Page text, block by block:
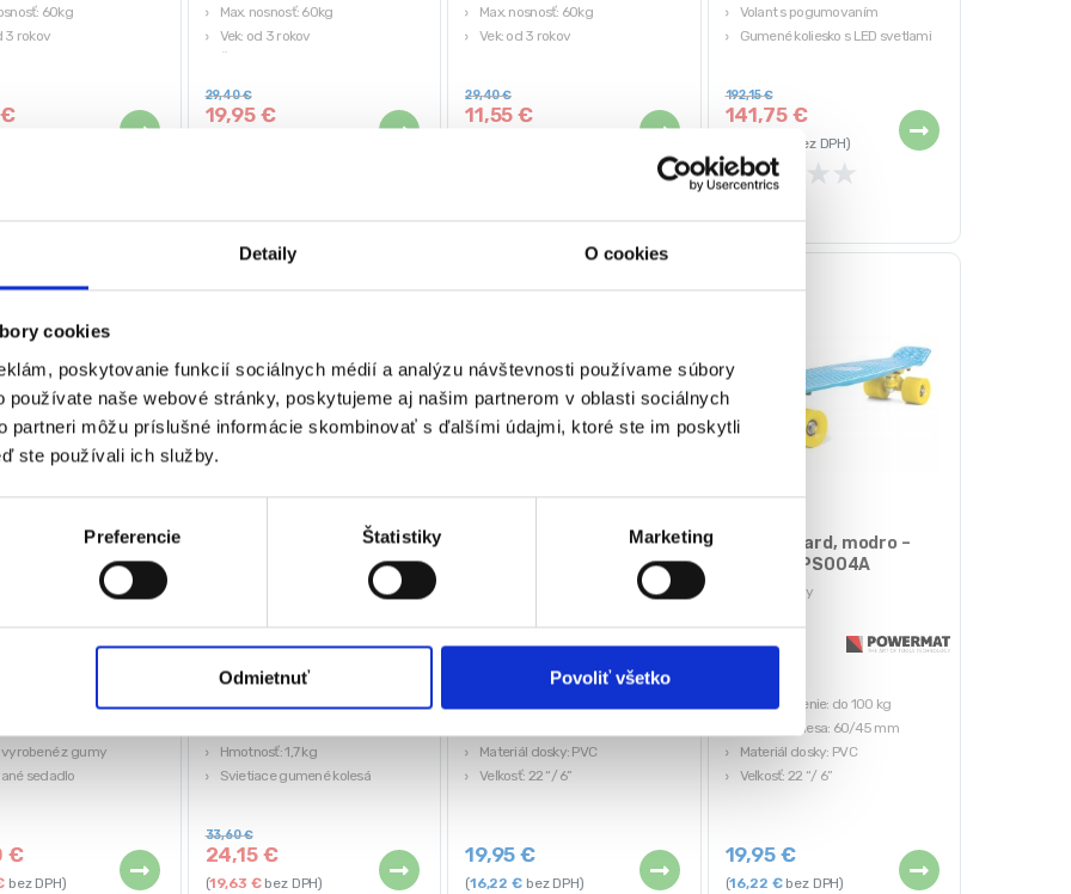
Detaily O cookies
cookies
poskytovanie funkcií sociálnych médií a analýzu návštevnosti používame súbory
používate naše webové stránky, poskytujeme aj našim partnerom v oblasti sociálnych
partneri môžu príslušné informácie skombinovať s ďalšími údajmi, ktoré ste im poskytli
ste používali ich služby.
Preferencie Štatistiky Marketing
Odmietnuť Povoliť všetko
60kg
3 rokov
€
Max. nosnosť: 60kg
Vek: od 3 rokov
19,95 €
29,40€
Max. nosnosť: 60kg
Vek: od 3 rokov
11,55€
29,40€
Volant s pogumovaním
Gumené koliesko s LED svetlami
141,75 €
192,15€
bez DPH)
★★★ ★★
pre elektrický
– čierna |
uchytenie na dosku
vyrobené z gumy
sedadlo
€
bez DPH)
Aktuálne
Rozmery: 55 x 14,5 x 11 cm
Hmotnosť: 1,7 kg
Svietiace gumené kolesá
24,15 €
33,60€
(19,63 €bez DPH)
Penny Board, fialovo –
Aktuálne
Materiál dosky: PVC
Veľkosť: 22 “/ 6”
19,95€
(16,22€bez DPH)
Pennyboardy
Penny Board, modro –
žltý | ST-PS004A
Aktuálne
Max. zaťaženie: do 100 kg
Rozmer kolesa: 60/45 mm
Materiál dosky: PVC
Veľkosť: 22 “/ 6”
19,95 €
(16,22 €bez DPH)